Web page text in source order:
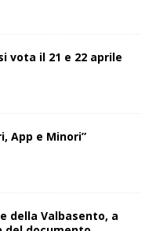
vota il 21 e 22 aprile
App e Minori”
della Valbasento, a